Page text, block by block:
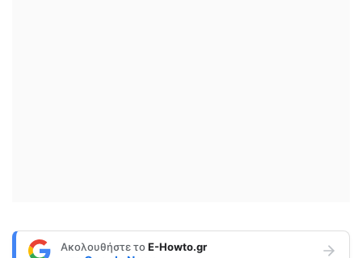
Ακολουθήστε τοE-Howto.gr